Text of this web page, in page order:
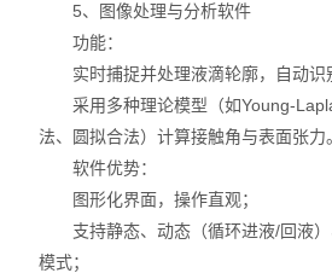
5、图像处理与分析软件
功能：
实时捕捉并处理液滴轮廓，自动识
采用多种理论模型（如Young-
法、圆拟合法）计算接触角与表面张力
软件优势：
图形化界面，操作直观；
支持静态、动态（循环进液/回液）
模式；